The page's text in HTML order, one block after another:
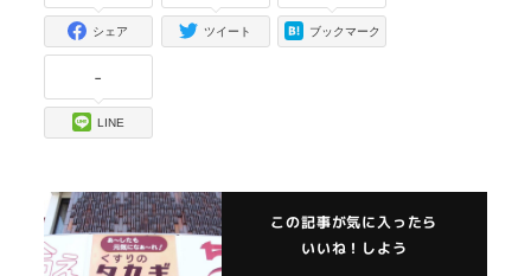
シェア ツイート ブックマーク
-
LINE
この記事が気に入ったら
いいね！しよう